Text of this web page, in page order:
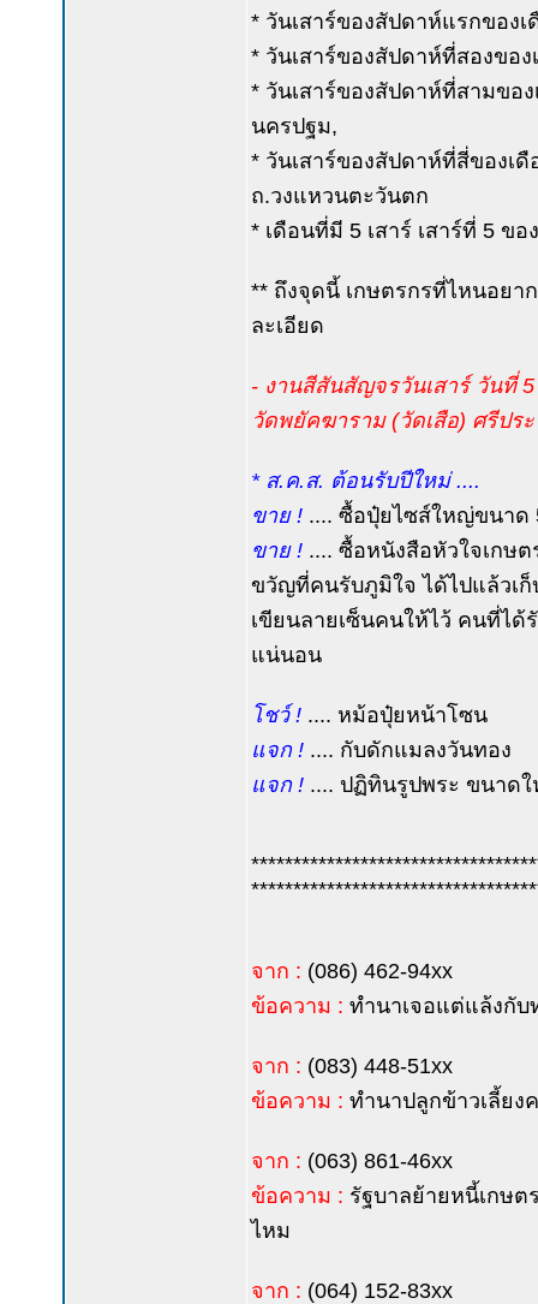
* วันเสาร์ของสัปดาห์แรกของ
* วันเสาร์ของสัปดาห์ที่สองขอ
* วันเสาร์ของสัปดาห์ที่สามขอ
นครปฐม,
* วันเสาร์ของสัปดาห์ที่สี่ของเ
ถ.วงแหวนตะวันตก
* เดือนที่มี 5 เสาร์ เสาร์ที่ 5 ขอ
** ถึงจุดนี้ เกษตรกรที่ไหนอย
ละเอียด
- งานสีสันสัญจรวันเสาร์ วันที่
วัดพยัคฆาราม (วัดเสือ) ศรีปร
* ส.ค.ส. ต้อนรับปีใหม่ ....
ขาย ! .... ซื้อปุ๋ยไซส์ใหญ่ขนาด
ขาย ! .... ซื้อหนังสือหัวใจเกษต
ขวัญที่คนรับภูมิใจ ได้ไปแล้วเ
เขียนลายเซ็นคนให้ไว้ คนที่ไ
แน่นอน
โชว์ ! .... หม้อปุ๋ยหน้าโซน
แจก ! .... กับดักแมลงวันทอง
แจก ! .... ปฏิทินรูปพระ ขนาด
จาก : (086) 462-94xx
ข้อความ : ทำนาเจอแต่แล้งกับ
จาก : (083) 448-51xx
ข้อความ : ทำนาปลูกข้าวเลี้ย
จาก : (063) 861-46xx
ข้อความ : รัฐบาลย้ายหนี้เกษต
ไหม
จาก : (064) 152-83xx